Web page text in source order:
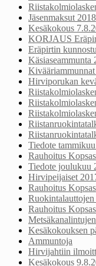
Jäsenmaksut 2018
Kesäkokous
KORJAUS
Eräpirtin
Käsiaseammunta
Hirviporukan
Tiedote
Rauhoitus
Tiedote joulukuu
Hirvipeijaiset
Rauhoitus
Rauhoitus
Kesäkokouksen
Ammuntoja
Hirvijahtiin
Kesäkokous